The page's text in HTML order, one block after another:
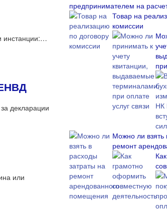
инстанции:…
декларации
или
предпринимателем на
Товар на
комиссии
Можно ли взять
ремонт